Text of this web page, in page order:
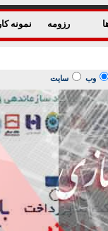
رزومه نمونه
وب سایت